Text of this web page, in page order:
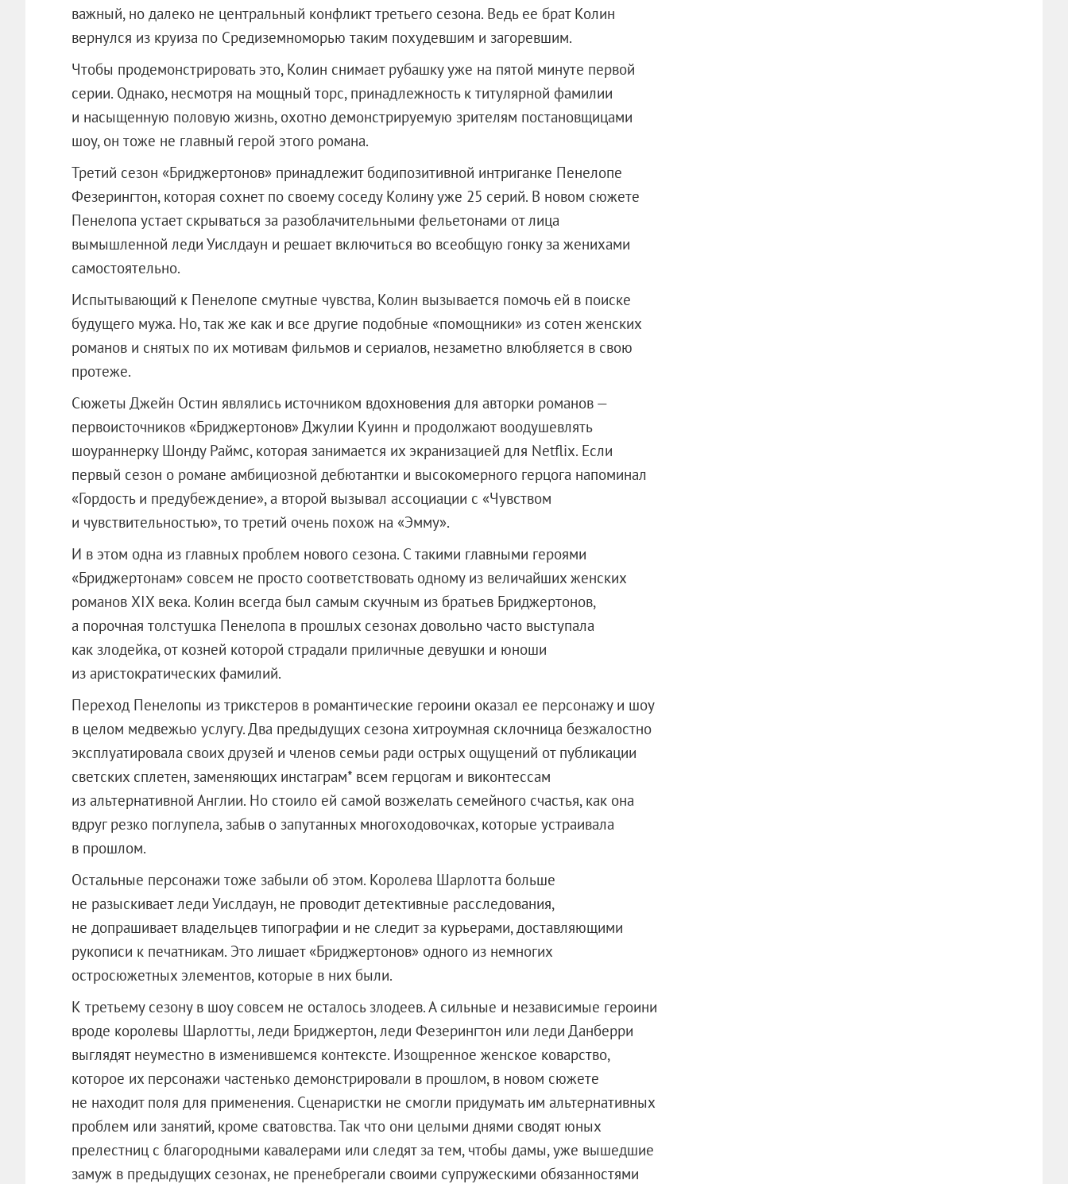
важный, но далеко не центральный конфликт третьего сезона. Ведь ее брат Колин
вернулся из круиза по Средиземноморью таким похудевшим и загоревшим.
Чтобы продемонстрировать это, Колин снимает рубашку уже на пятой минуте первой
серии. Однако, несмотря на мощный торс, принадлежность к титулярной фамилии
и насыщенную половую жизнь, охотно демонстрируемую зрителям постановщицами
шоу, он тоже не главный герой этого романа.
Третий сезон «Бриджертонов» принадлежит бодипозитивной интриганке Пенелопе
Фезерингтон, которая сохнет по своему соседу Колину уже 25 серий. В новом сюжете
Пенелопа устает скрываться за разоблачительными фельетонами от лица
вымышленной леди Уислдаун и решает включиться во всеобщую гонку за женихами
самостоятельно.
Испытывающий к Пенелопе смутные чувства, Колин вызывается помочь ей в поиске
будущего мужа. Но, так же как и все другие подобные «помощники» из сотен женских
романов и снятых по их мотивам фильмов и сериалов, незаметно влюбляется в свою
протеже.
Сюжеты Джейн Остин являлись источником вдохновения для авторки романов —
первоисточников «Бриджертонов» Джулии Куинн и продолжают воодушевлять
шоураннерку Шонду Раймс, которая занимается их экранизацией для Netflix. Если
первый сезон о романе амбициозной дебютантки и высокомерного герцога напоминал
«Гордость и предубеждение», а второй вызывал ассоциации с «Чувством
и чувствительностью», то третий очень похож на «Эмму».
И в этом одна из главных проблем нового сезона. С такими главными героями
«Бриджертонам» совсем не просто соответствовать одному из величайших женских
романов XIX века. Колин всегда был самым скучным из братьев Бриджертонов,
а порочная толстушка Пенелопа в прошлых сезонах довольно часто выступала
как злодейка, от козней которой страдали приличные девушки и юноши
из аристократических фамилий.
Переход Пенелопы из трикстеров в романтические героини оказал ее персонажу и шоу
в целом медвежью услугу. Два предыдущих сезона хитроумная склочница безжалостно
эксплуатировала своих друзей и членов семьи ради острых ощущений от публикации
светских сплетен, заменяющих инстаграм* всем герцогам и виконтессам
из альтернативной Англии. Но стоило ей самой возжелать семейного счастья, как она
вдруг резко поглупела, забыв о запутанных многоходовочках, которые устраивала
в прошлом.
Остальные персонажи тоже забыли об этом. Королева Шарлотта больше
не разыскивает леди Уислдаун, не проводит детективные расследования,
не допрашивает владельцев типографии и не следит за курьерами, доставляющими
рукописи к печатникам. Это лишает «Бриджертонов» одного из немногих
остросюжетных элементов, которые в них были.
К третьему сезону в шоу совсем не осталось злодеев. А сильные и независимые героини
вроде королевы Шарлотты, леди Бриджертон, леди Фезерингтон или леди Данберри
выглядят неуместно в изменившемся контексте. Изощренное женское коварство,
которое их персонажи частенько демонстрировали в прошлом, в новом сюжете
не находит поля для применения. Сценаристки не смогли придумать им альтернативных
проблем или занятий, кроме сватовства. Так что они целыми днями сводят юных
прелестниц с благородными кавалерами или следят за тем, чтобы дамы, уже вышедшие
замуж в предыдущих сезонах, не пренебрегали своими супружескими обязанностями